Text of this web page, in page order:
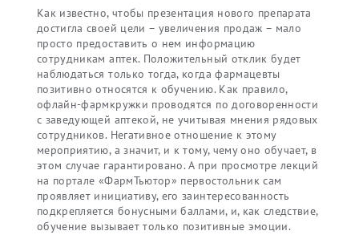
Как известно, чтобы презентация нового препарата
достигла своей цели – увеличения продаж – мало
просто предоставить о нем информацию
сотрудникам аптек. Положительный отклик будет
наблюдаться только тогда, когда фармацевты
позитивно относятся к обучению. Как правило,
офлайн-фармкружки проводятся по договоренности
с заведующей аптекой, не учитывая мнения рядовых
сотрудников. Негативное отношение к этому
мероприятию, а значит, и к тому, чему оно обучает, в
этом случае гарантировано. А при просмотре лекций
на портале «ФармТьютор» первостольник сам
проявляет инициативу, его заинтересованность
подкрепляется бонусными баллами, и, как следствие,
обучение вызывает только позитивные эмоции.